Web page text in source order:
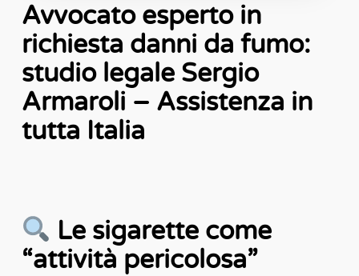
Avvocato esperto in
richiesta danni da fumo:
studio legale Sergio
Armaroli – Assistenza in
tutta Italia
Le sigarette come
“attività pericolosa”